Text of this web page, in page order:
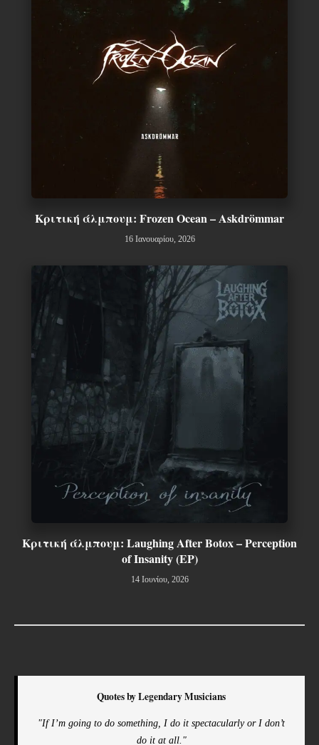
Κριτική άλμπουμ: Frozen Ocean – Askdrömmar
16 Ιανουαρίου, 2026
Κριτική άλμπουμ: Laughing After Botox – Perception
of Insanity (EP)
14 Ιουνίου, 2026
Quotes by Legendary Musicians
"If I’m going to do something, I do it spectacularly or I don’t
do it at all."